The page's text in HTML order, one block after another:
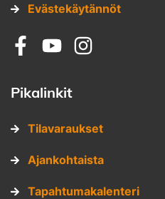
Evästekäytännöt
Sosiaalinen media: facebook
Sosiaalinen media:
Sosiaalinen
Pikalinkit
Tilavaraukset
Ajankohtaista
Tapahtumakalenteri